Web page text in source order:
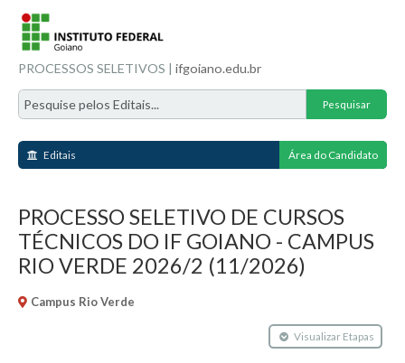
PROCESSOS SELETIVOS | ifgoiano.edu.br
Editais Área do Candidato
PROCESSO SELETIVO DE CURSOS
TÉCNICOS DO IF GOIANO - CAMPUS
RIO VERDE 2026/2 (11/2026)
Campus Rio Verde
Visualizar Etapas